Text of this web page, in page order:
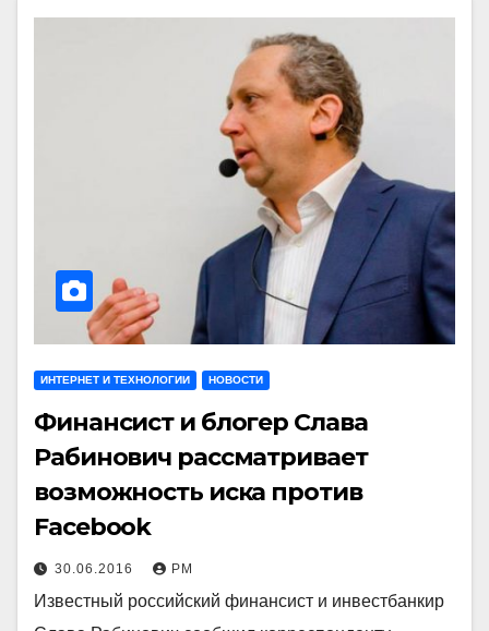
ИНТЕРНЕТ И ТЕХНОЛОГИИ НОВОСТИ
Финансист и блогер Слава
Рабинович рассматривает
возможность иска против
Facebook
30.06.2016 РМ
Известный российский финансист и инвестбанкир